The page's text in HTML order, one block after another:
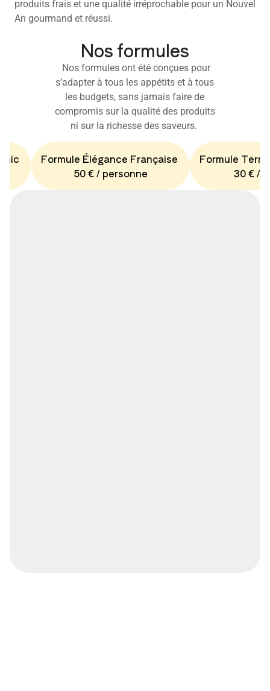
produits frais et une qualité irréprochable pour un Nouvel
An gourmand et réussi.
Nos formules
Nos formules ont été conçues pour
s’adapter à tous les appétits et à tous
les budgets, sans jamais faire de
compromis sur la qualité des produits
ni sur la richesse des saveurs.
Formule Élégance Française
50 € / personne
Formule
30 € /